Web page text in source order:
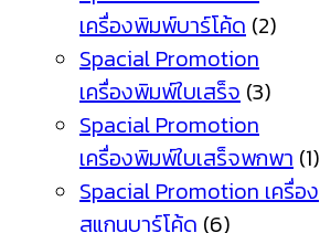
เครื่องพิมพ์บาร์โค้ด (2)
Spacial Promotion
เครื่องพิมพ์ใบเสร็จ (3)
Spacial Promotion
เครื่องพิมพ์ใบเสร็จพกพา (1)
Spacial Promotion เครื่อง
สแกนบาร์โค้ด (6)